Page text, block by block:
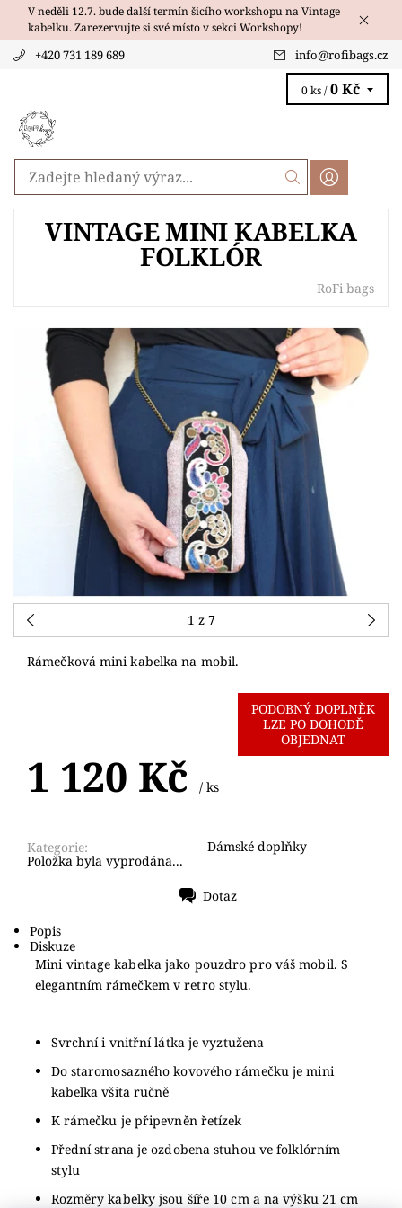
V neděli 12.7. bude další termín šicího workshopu na Vintage
kabelku. Zarezervujte si své místo v sekci Workshopy!
+420 731 189 689 info@rofibags.cz
0 ks / 0 Kč
VINTAGE MINI KABELKA
FOLKLÓR
RoFi bags
1 z 7
Rámečková mini kabelka na mobil.
PODOBNÝ DOPLNĚK
LZE PO DOHODĚ
OBJEDNAT
1 120 Kč / ks
Kategorie:
Dámské doplňky
Položka byla vyprodána...
Dotaz
Popis
Diskuze
Mini vintage kabelka jako pouzdro pro váš mobil. S
elegantním rámečkem v retro stylu.
Svrchní i vnitřní látka je vyztužena
Do staromosazného kovového rámečku je mini
kabelka všita ručně
K rámečku je připevněn řetízek
Přední strana je ozdobena stuhou ve folklórním
stylu
Rozměry kabelky jsou šíře 10 cm a na výšku 21 cm